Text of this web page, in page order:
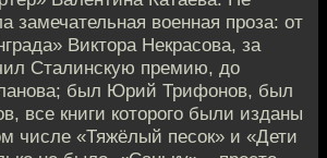
замечательная военная проза: от
Виктора Некрасова, за
Сталинскую премию, до
был Юрий Трифонов, был
все книги которого были изданы
числе «Тяжёлый песок» и «Дети